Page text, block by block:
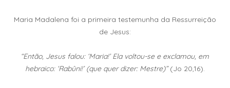
Maria Madalena foi a primeira testemunha da Ressurreição
de Jesus:
“Então, Jesus falou: ‘Maria!’ Ela voltou-se e exclamou, em
hebraico: ‘Rabûni!’ (que quer dizer: Mestre)”(Jo 20,16).